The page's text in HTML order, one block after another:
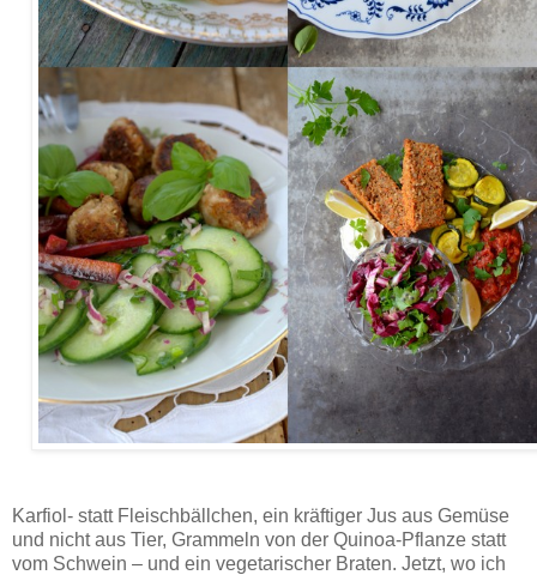
Karfiol- statt Fleischbällchen, ein kräftiger Jus aus Gemüse
und nicht aus Tier, Grammeln von der Quinoa-Pflanze statt
vom Schwein – und ein vegetarischer Braten. Jetzt, wo ich